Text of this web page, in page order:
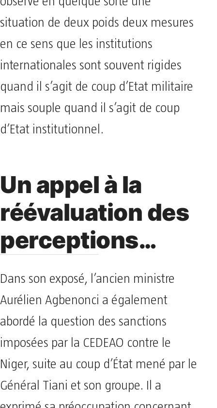
situation de deux poids deux mesures
en ce sens que les institutions
internationales sont souvent rigides
quand il s’agit de coup d’Etat militaire
mais souple quand il s’agit de coup
d’Etat institutionnel.
Un appel à la
réévaluation des
perceptions…
Dans son exposé, l’ancien ministre
Aurélien Agbenonci a également
abordé la question des sanctions
imposées par la CEDEAO contre le
Niger, suite au coup d’État mené par le
Général Tiani et son groupe. Il a